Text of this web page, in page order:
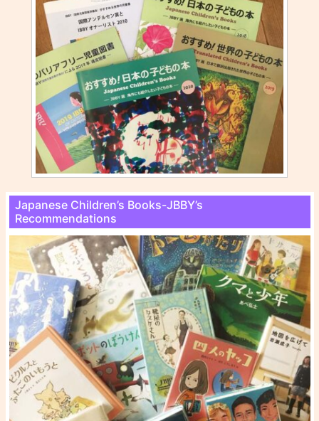
Japanese Children’s Books-JBBY’s
Recommendations